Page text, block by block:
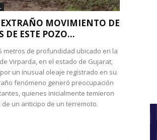
MOVIMIENTO DE
DE ESTE POZO...
metros de profundidad ubicado en la
Virparda, en el estado de Gujarat,
un inusual oleaje registrado en su
fenómeno generó preocupación
quienes inicialmente temieron
un anticipo de un terremoto.